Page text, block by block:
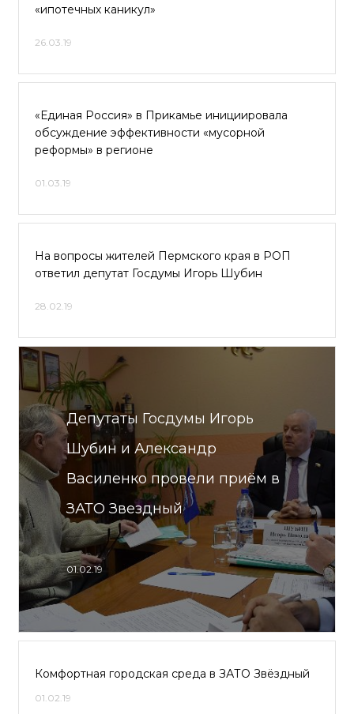
«ипотечных каникул»
26.03.19
«Единая Россия» в Прикамье инициировала
обсуждение эффективности «мусорной
реформы» в регионе
01.03.19
На вопросы жителей Пермского края в РОП
ответил депутат Госдумы Игорь Шубин
28.02.19
Депутаты Госдумы Игорь
Шубин и Александр
Василенко провели приём в
ЗАТО Звездный
01.02.19
Комфортная городская среда в ЗАТО Звёздный
01.02.19